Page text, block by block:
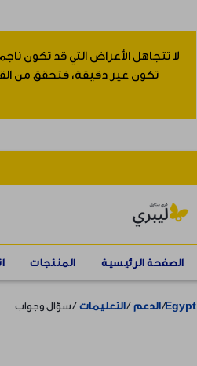
لا تتجاهل الأعراض التي قد تكون
تكون غير دقيقة، فتحقق من
الصفحة الرئيسية المنتجات
Egypt الدعم التعليمات سؤال وجواب